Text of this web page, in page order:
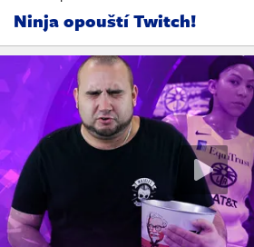
Ninja opouští Twitch!